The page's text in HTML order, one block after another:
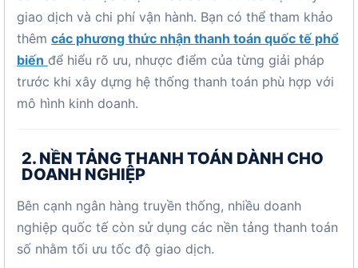
giao dịch và chi phí vận hành. Bạn có thể tham khảo
thêm các phương thức nhận thanh toán quốc tế phổ
biến để hiểu rõ ưu, nhược điểm của từng giải pháp
trước khi xây dựng hệ thống thanh toán phù hợp với
mô hình kinh doanh.
2. NỀN TẢNG THANH TOÁN DÀNH CHO
DOANH NGHIỆP
Bên cạnh ngân hàng truyền thống, nhiều doanh
nghiệp quốc tế còn sử dụng các nền tảng thanh toán
số nhằm tối ưu tốc độ giao dịch.